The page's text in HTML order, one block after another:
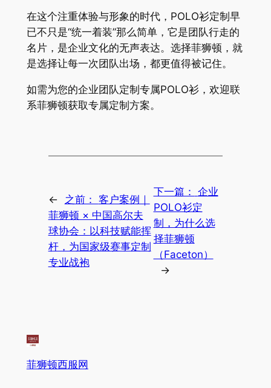
在这个注重体验与形象的时代，POLO衫定制早
已不只是“统一着装”那么简单，它是团队行走的
名片，是企业文化的无声表达。选择菲狮顿，就
是选择让每一次团队出场，都更值得被记住。
如需为您的企业团队定制专属POLO衫，欢迎联
系菲狮顿获取专属定制方案。
← 之前： 客户案例｜
菲狮顿 × 中国高尔夫
球协会：以科技赋能挥
杆，为国家级赛事定制
专业战袍
下一篇： 企业
POLO衫定
制，为什么选
择菲狮顿
（Faceton）
→
菲狮顿西服网